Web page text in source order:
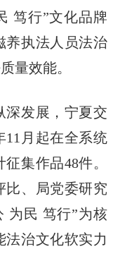
笃行”文化品牌
养执法人员法治
量效能。
深发展，宁夏交
11月起在全系统
集作品48件。
比、局党委研究
为民 笃行”为核
治文化软实力